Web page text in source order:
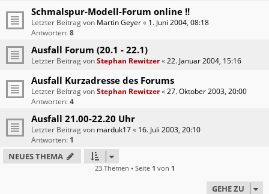
Schmalspur-Modell-Forum online !!
Letzter Beitrag von Martin Geyer« 1. Juni 2004, 08:18
Antworten:8
Ausfall Forum (20.1 - 22.1)
Letzter Beitrag vonStephan Rewitzer«22. Januar 2004, 15:16
Ausfall Kurzadresse des Forums
Letzter Beitrag vonStephan Rewitzer«27. Oktober 2003, 20:00
Antworten:4
Ausfall 21.00-22.20 Uhr
Letzter Beitrag von marduk17« 16. Juli 2003, 20:10
Antworten: 1
NEUES THEMA
23 Themen • Seite 1 von 1
GEHE ZU